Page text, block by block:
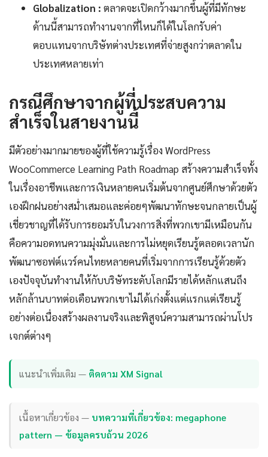
Globalization : ตลาดจะเปิดกว้างมากขึ้นผู้ที่มีทักษะ
ด้านนี้สามารถทำงานจากที่ไหนก็ได้ในโลกรับค่า
ตอบแทนจากบริษัทต่างประเทศที่จ่ายสูงกว่าตลาดใน
ประเทศหลายเท่า
กรณีศึกษาจากผู้ที่ประสบความ
สำเร็จในสายงานนี้
มีตัวอย่างมากมายของผู้ที่ใช้ความรู้เรื่อง WordPress
WooCommerce Learning Path Roadmap สร้างความสำเร็จทั้ง
ในเรื่องอาชีพและการเงินหลายคนเริ่มต้นจากศูนย์ศึกษาด้วยตัว
เองฝึกฝนอย่างสม่ำเสมอและค่อยๆพัฒนาทักษะจนกลายเป็นผู้
เชี่ยวชาญที่ได้รับการยอมรับในวงการสิ่งที่พวกเขามีเหมือนกัน
คือความอดทนความมุ่งมั่นและการไม่หยุดเรียนรู้ตลอดเวลานัก
พัฒนาซอฟต์แวร์คนไทยหลายคนที่เริ่มจากการเรียนรู้ด้วยตัว
เองปัจจุบันทำงานให้กับบริษัทระดับโลกมีรายได้หลักแสนถึง
หลักล้านบาทต่อเดือนพวกเขาไม่ได้เก่งตั้งแต่แรกแต่เรียนรู้
อย่างต่อเนื่องสร้างผลงานจริงและพิสูจน์ความสามารถผ่านโปร
เจกต์ต่างๆ
แนะนำเพิ่มเติม — ติดตาม XM Signal
เนื้อหาเกี่ยวข้อง — บทความที่เกี่ยวข้อง: megaphone
pattern — ข้อมูลครบถ้วน 2026